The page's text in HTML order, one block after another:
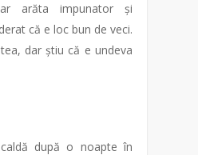
arăta impunator și
că e loc bun de veci.
dar știu că e undeva
după o noapte în